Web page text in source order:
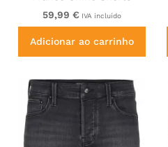
Brown
59,99 € IVA incluído
Adicionar ao carrinho